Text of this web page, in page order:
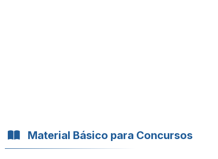
Material Básico para Concursos